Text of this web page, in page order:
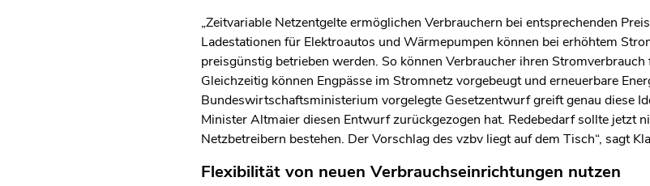
„Zeitvariable Netzentgelte ermöglichen Verbrauchern bei entsprechenden
Ladestationen für Elektroautos und Wärmepumpen können bei erhöhtem
preisgünstig betrieben werden. So können Verbraucher ihren
Gleichzeitig können Engpässe im Stromnetz vorgebeugt und erneuerbare
Bundeswirtschaftsministerium vorgelegte Gesetzentwurf greift genau diese
Minister Altmaier diesen Entwurf zurückgezogen hat. Redebedarf sollte jetzt
Netzbetreibern bestehen. Der Vorschlag des vzbv liegt auf dem Tisch“, sagt
Flexibilität von neuen Verbrauchseinrichtungen nutzen